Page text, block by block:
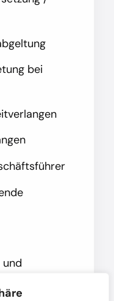
bei